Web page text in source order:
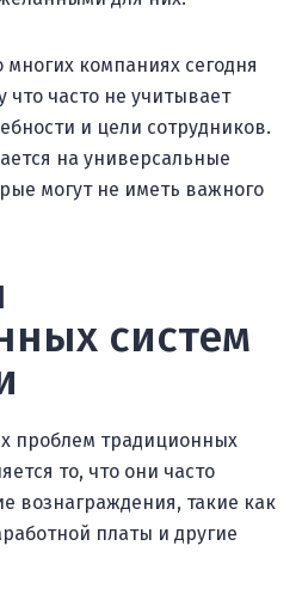
компаниях сегодня
часто не учитывает
и цели сотрудников.
на универсальные
могут не иметь важного
систем
проблем традиционных
то, что они часто
вознаграждения, такие как
платы и другие